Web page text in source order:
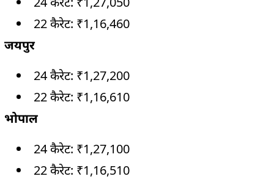
22 कैरेट: ₹1,16,460
जयपुर
24 कैरेट: ₹1,27,200
22 कैरेट: ₹1,16,610
भोपाल
24 कैरेट: ₹1,27,100
22 कैरेट: ₹1,16,510